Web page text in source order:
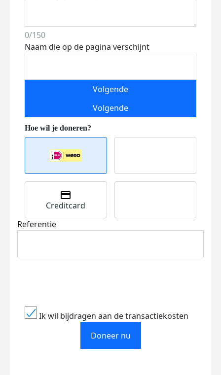
0/150
Naam die op de pagina verschijnt
Volgende
Volgende
Creditcard
Referentie
Ik wil bijdragen aan de transactiekosten
Doneer nu